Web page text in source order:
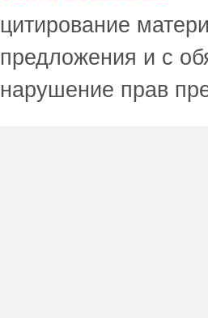
цитирование
предложения и с
нарушение прав